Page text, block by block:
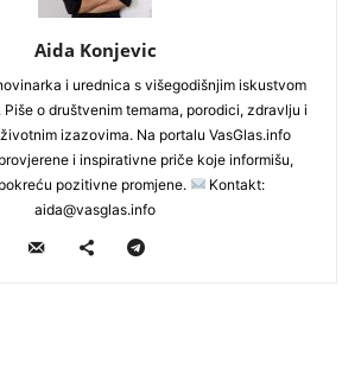
Aida Konjevic
i urednica s višegodišnjim iskustvom
Piše o društvenim temama, porodici, zdravlju i
izazovima. Na portalu VasGlas.info
i inspirativne priče koje informišu,
pozitivne promjene.
Kontakt:
aida@vasglas.info